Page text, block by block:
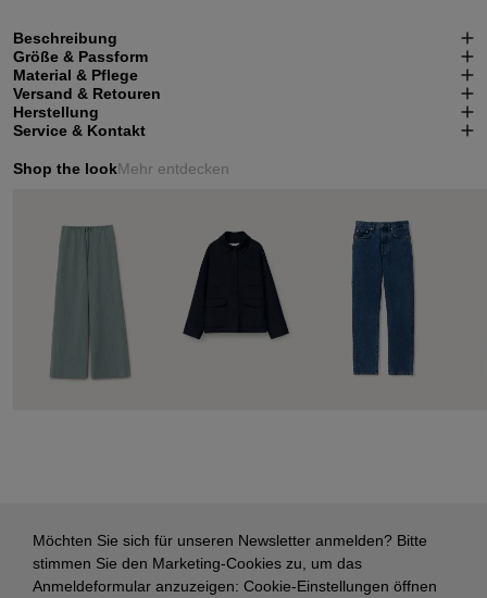
Beschreibung
Größe & Passform
Material & Pflege
Versand & Retouren
Herstellung
Service & Kontakt
Shop the lookMehr entdecken
Möchten Sie sich für unseren Newsletter anmelden? Bitte
stimmen Sie den Marketing-Cookies zu, um das
Anmeldeformular anzuzeigen: Cookie-Einstellungen öffnen